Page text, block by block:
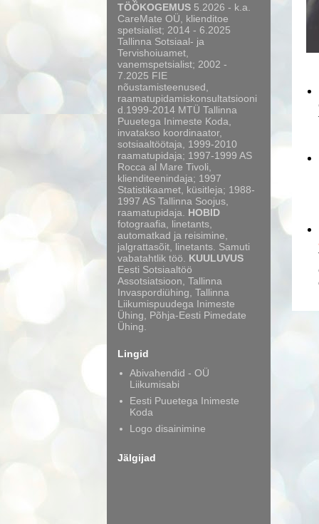
TÖÖKOGEMUS 5.2026 - k.a.
CareMate OÜ, klienditoe
spetsialist; 2014 - 6.2025
Tallinna Sotsiaal- ja
Tervishoiuamet,
vanemspetsialist; 2002 -
7.2025 FIE
nõustamisteenused,
raamatupidamiskonsultatsiooni
d.1999-2014 MTÜ Tallinna
Puuetega Inimeste Koda,
invatakso koordinaator,
sotsiaaltöötaja, 1999-2010
raamatupidaja; 1997-1999 AS
Rocca al Mare Tivoli,
klienditeenindaja; 1997
Statistikaamet, küsitleja; 1988-
1997 AS Tallinna Soojus,
raamatupidaja. HOBID
fotograafia, linetants,
automatkad ja reisimine,
jalgrattasõit, linetants. Samuti
vabatahtlik töö. KUULUVUS
Eesti Sotsiaaltöö
Assotsiatsioon, Tallinna
Invaspordiühing, Tallinna
Liikumispuudega Inimeste
Ühing, Põhja-Eesti Pimedate
Ühing.
Lingid
Abivahendid - OÜ
Liikumisabi
Eesti Puuetega Inimeste
Koda
Logo disainimine
Jälgijad